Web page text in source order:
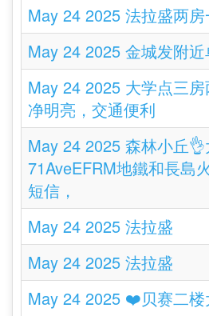
May 24 2025 法拉盛两房
May 24 2025 金城发附近
May 24 2025 大学点三
净明亮，交通便利
May 24 2025 森林小丘
71AveEFRM地鐵和長島
短信，
May 24 2025 法拉盛
May 24 2025 法拉盛
May 24 2025 ❤️贝赛二楼